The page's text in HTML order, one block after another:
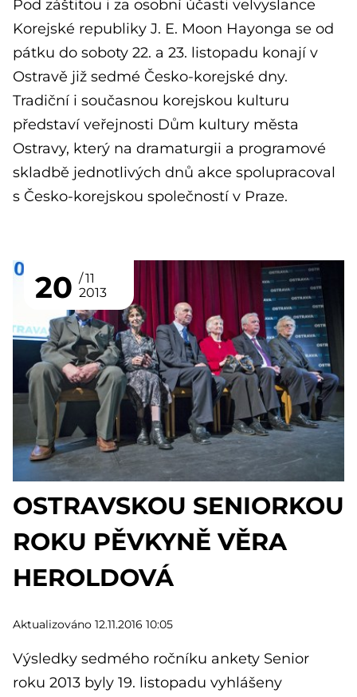
Pod záštitou i za osobní účasti velvyslance
Korejské republiky J. E. Moon Hayonga se od
pátku do soboty 22. a 23. listopadu konají v
Ostravě již sedmé Česko-korejské dny.
Tradiční i současnou korejskou kulturu
představí veřejnosti Dům kultury města
Ostravy, který na dramaturgii a programové
skladbě jednotlivých dnů akce spolupracoval
s Česko-korejskou společností v Praze.
20
11
2013
OSTRAVSKOU SENIORKOU
ROKU PĚVKYNĚ VĚRA
HEROLDOVÁ
Aktualizováno 12.11.2016 10:05
Výsledky sedmého ročníku ankety Senior
roku 2013 byly 19. listopadu vyhlášeny